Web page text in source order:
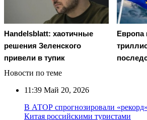
Handelsblatt: хаотичные
решения Зеленского
привели в тупик
Европа
Новости по теме
11:39 Май 20, 2026
В АТОР спрогнозировали
Китая российскими туристами